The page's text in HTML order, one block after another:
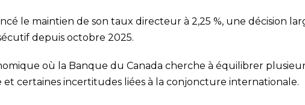
le maintien de son taux directeur à 2,25 %, une décision
depuis octobre 2025.
où la Banque du Canada cherche à équilibrer
certaines incertitudes liées à la conjoncture internationale.